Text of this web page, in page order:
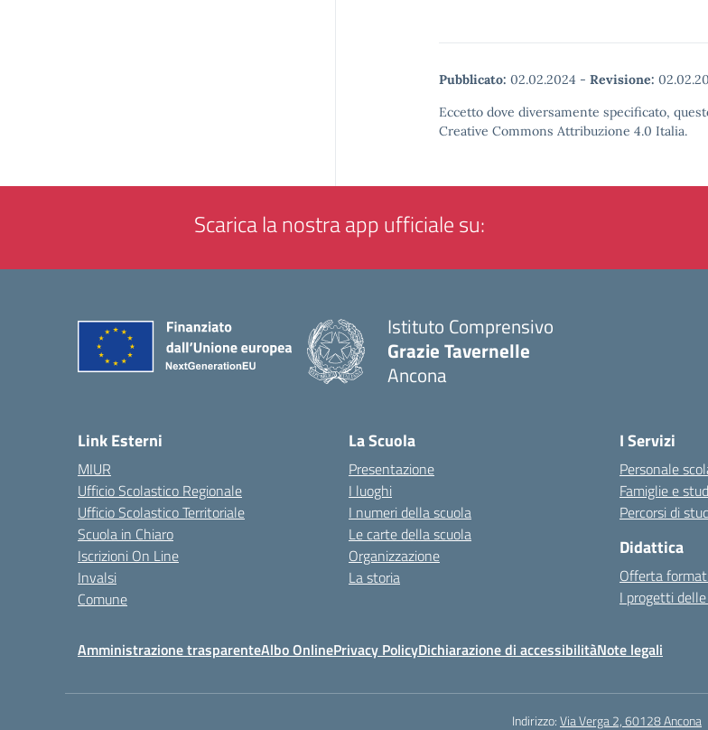
Pubblicato: 02.02.2024 - Revisione:
Eccetto dove diversamente specificato,
Creative Commons Attribuzione 4.0 Italia.
Scarica la nostra app ufficiale su:
Istituto Comprensivo
Grazie Tavernelle
Ancona
Link Esterni
MIUR
Ufficio Scolastico Regionale
Ufficio Scolastico Territoriale
Scuola in Chiaro
Iscrizioni On Line
Invalsi
Comune
La Scuola
Presentazione
I luoghi
I numeri della scuola
Le carte della scuola
Organizzazione
La storia
I Servizi
Personale
Famiglie e
Percorsi di
Didattica
Offerta
I progetti
Amministrazione trasparenteAlbo OnlinePrivacy PolicyDichiarazione di accessibilitàNote legali
Indirizzo:Via Verga 2, 60128 Ancona